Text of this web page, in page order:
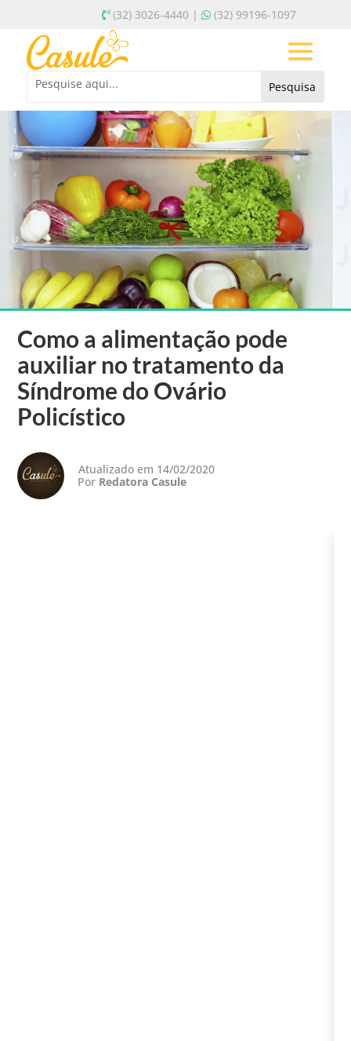
(32) 3026-4440 | (32) 99196-1097
Como a alimentação pode
auxiliar no tratamento da
Síndrome do Ovário
Policístico
Atualizado em 14/02/2020
Por Redatora Casule